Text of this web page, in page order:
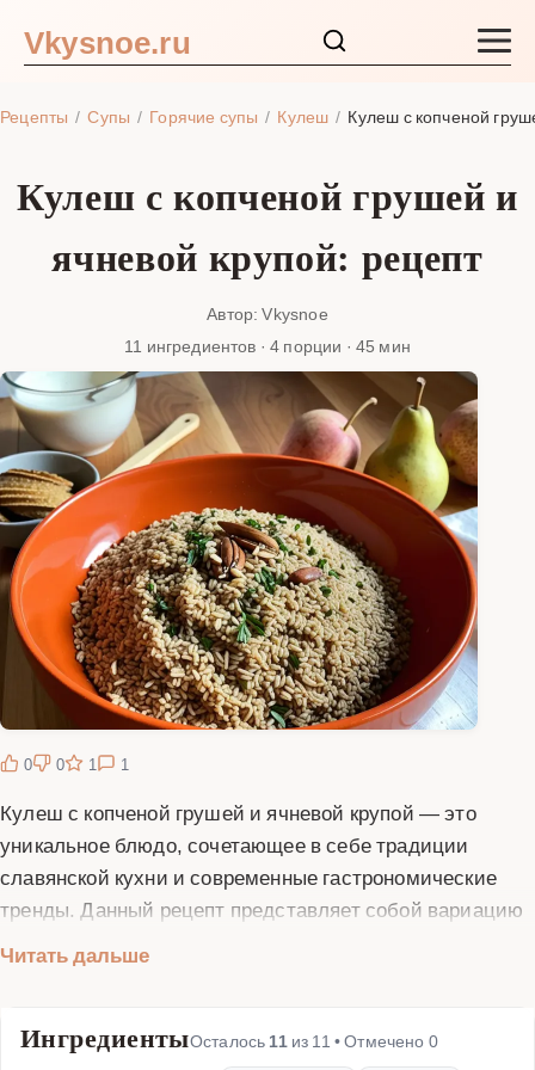
Vkysnoe.ru
Рецепты Супы Горячие супы Кулеш Кулеш с копченой
Кулеш с копченой грушей и
ячневой крупой: рецепт
Автор: Vkysnoe
11 ингредиентов · 4 порции · 45 мин
0 0 1 1
Кулеш с копченой грушей и ячневой крупой — это
уникальное блюдо, сочетающее в себе традиции
славянской кухни и современные гастрономические
тренды. Данный рецепт представляет собой вариацию
популярного в украинской, белорусской и южнорусской
придает ему особую питательность и нежную текстуру.
Читать дальше
ИнгредиентыОсталось 11из 11 • Отмечено 0